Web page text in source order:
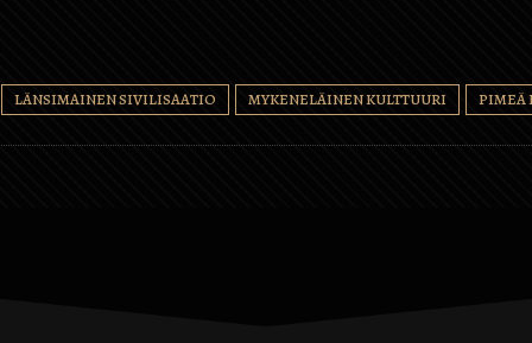
LÄNSIMAINEN SIVILISAATIO MYKENELÄINEN KULTTUURI PIMEÄ